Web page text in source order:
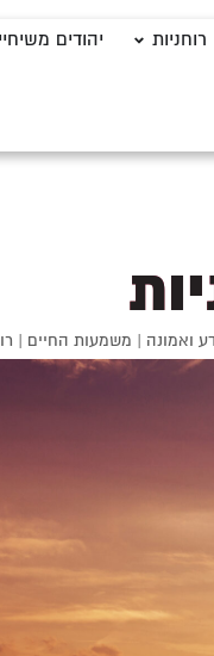
רוחניות יהודים
ואמונה | משמעות החיים |